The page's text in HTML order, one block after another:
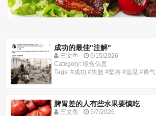
成功的最佳"注解"
三文鱼
6/15/2026
Category: 综合信息
Tags: #成功 #失败 #坚持 #远见 #勇气
脾胃差的人有些水果要慎吃
三文鱼
5/7/2026